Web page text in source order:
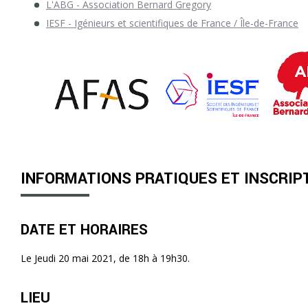
L'ABG - Association Bernard Gregory
IESF - Igénieurs et scientifiques de France / Île-de-France
INFORMATIONS PRATIQUES ET
DATE ET HORAIRES
Le Jeudi 20 mai 2021, de 18h à 19h30.
LIEU